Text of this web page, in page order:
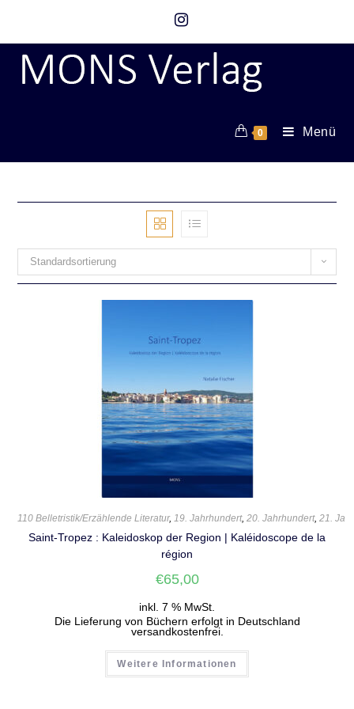
0 Menü
Standardsortierung
110 Belletristik/Erzählende Literatur,19. Jahrhundert,20. Jahrhundert,21.
Saint-Tropez : Kaleidoskop der Region | Kaléidoscope de la
région
€65,00
inkl. 7 % MwSt.
Die Lieferung von Büchern erfolgt in Deutschland
versandkostenfrei.
Weitere Informationen